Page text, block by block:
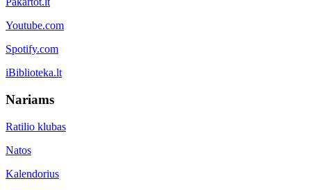
Youtube.com
Spotify.com
iBiblioteka.lt
Nariams
Ratilio klubas
Natos
Kalendorius